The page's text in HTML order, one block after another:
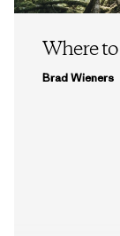
Where
Brad Wieners